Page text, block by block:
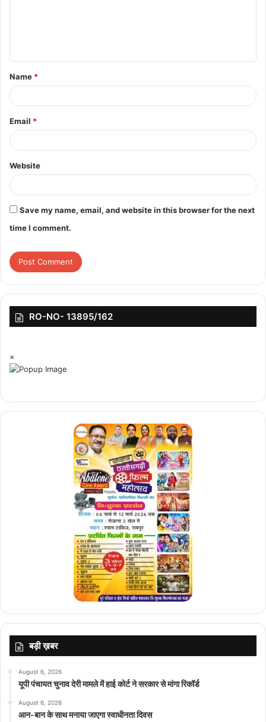
t
*
Name *
Email *
Website
Save my name, email, and website in this browser for the next
time I comment.
RO-NO- 13895/162
×
बड़ी ख़बर
August 6, 2026
यूपी पंचायत चुनाव देरी मामले में हाई कोर्ट ने सरकार से मांगा रिकॉर्ड
August 6, 2026
आन-बान के साथ मनाया जाएगा स्वाधीनता दिवस